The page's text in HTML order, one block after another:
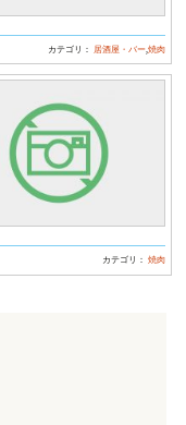
カテゴリ： 居酒屋・バー,焼肉
カテゴリ：焼肉